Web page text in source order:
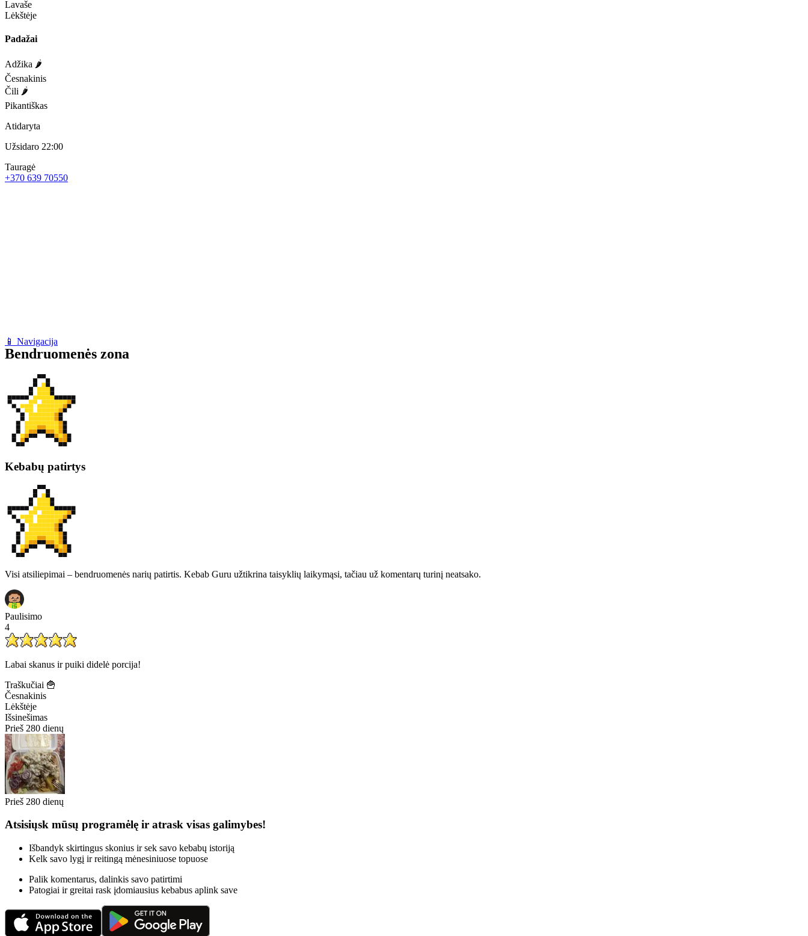
Lavaše
Lėkštėje
Padažai
Adžika 🌶️
Česnakinis
Čili 🌶️
Pikantiškas
Atidaryta
Užsidaro 22:00
Tauragė
+370 639 70550
📱 Navigacija
Bendruomenės zona
Kebabų patirtys
Visi atsiliepimai – bendruomenės narių patirtis. Kebab Guru užtikrina taisyklių laikymąsi, tačiau už komentarų turinį neatsako.
Paulisimo
4
Labai skanus ir puiki didelė porcija!
Traškučiai 🍟
Česnakinis
Lėkštėje
Išsinešimas
Prieš 280 dienų
Prieš 280 dienų
Atsisiųsk mūsų programėlę ir atrask visas galimybes!
Išbandyk skirtingus skonius ir sek savo kebabų istoriją
Kelk savo lygį ir reitingą mėnesiniuose topuose
Palik komentarus, dalinkis savo patirtimi
Patogiai ir greitai rask įdomiausius kebabus aplink save